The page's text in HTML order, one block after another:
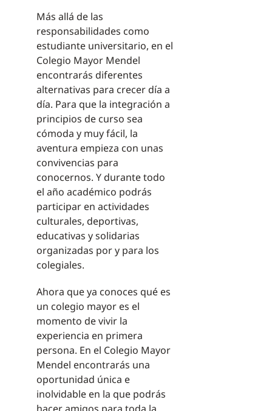
Más allá de las
responsabilidades como
estudiante universitario, en el
Colegio Mayor Mendel
encontrarás diferentes
alternativas para crecer día a
día. Para que la integración a
principios de curso sea
cómoda y muy fácil, la
aventura empieza con unas
convivencias para
conocernos. Y durante todo
el año académico podrás
participar en actividades
culturales, deportivas,
educativas y solidarias
organizadas por y para los
colegiales.
Ahora que ya conoces qué es
un colegio mayor es el
momento de vivir la
experiencia en primera
persona. En el Colegio Mayor
Mendel encontrarás una
oportunidad única e
inolvidable en la que podrás